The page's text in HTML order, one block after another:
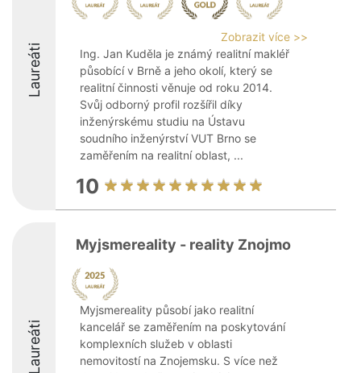
Laureáti
Zobrazit více >>
Ing. Jan Kuděla je známý realitní makléř
působící v Brně a jeho okolí, který se
realitní činnosti věnuje od roku 2014.
Svůj odborný profil rozšířil díky
inženýrskému studiu na Ústavu
soudního inženýrství VUT Brno se
zaměřením na realitní oblast, ...
10
Laureáti
Myjsmereality - reality Znojmo
Myjsmereality působí jako realitní
kancelář se zaměřením na poskytování
komplexních služeb v oblasti
nemovitostí na Znojemsku. S více než